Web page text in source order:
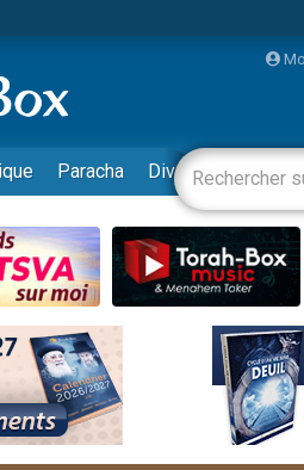
convertie seule en Israël
Paracha Divertissements